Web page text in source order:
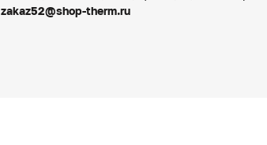
zakaz52@shop-therm.ru